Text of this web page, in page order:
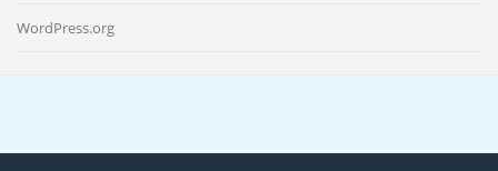
WordPress.org